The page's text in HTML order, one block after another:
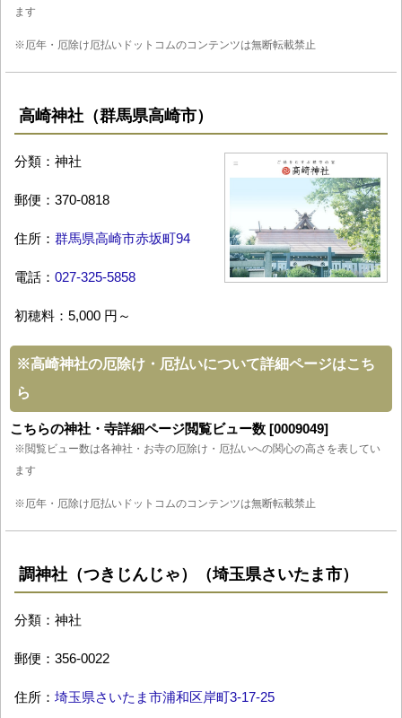
ます
※厄年・厄除け厄払いドットコムのコンテンツは無断転載禁止
高崎神社（群馬県高崎市）
分類：神社
郵便：370-0818
住所： 群馬県高崎市赤坂町94
電話： 027-325-5858
初穂料：5,000 円～
※高崎神社の厄除け・厄払いについて詳細ページはこち
ら
こちらの神社・寺詳細ページ閲覧ビュー数 [0009049]
※閲覧ビュー数は各神社・お寺の厄除け・厄払いへの関心の高さを表してい
ます
※厄年・厄除け厄払いドットコムのコンテンツは無断転載禁止
調神社（つきじんじゃ）（埼玉県さいたま市）
分類：神社
郵便：356-0022
住所： 埼玉県さいたま市浦和区岸町3-17-25